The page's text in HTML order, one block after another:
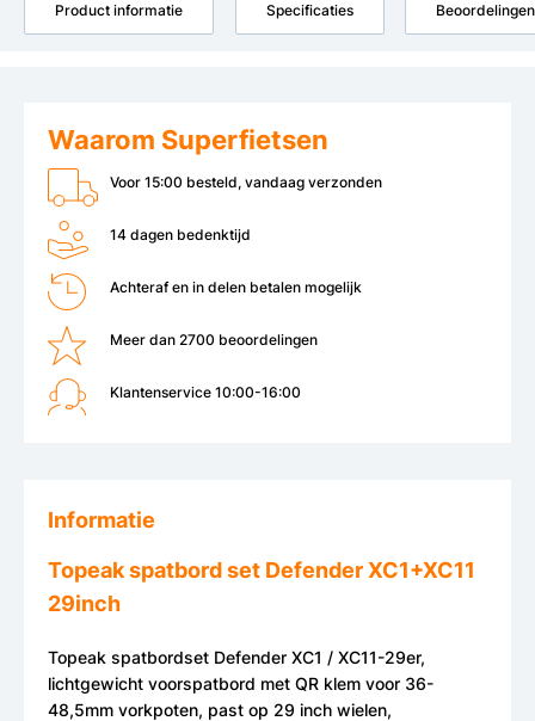
Product informatie Specificaties Beoordelingen
Waarom Superfietsen
Voor 15:00 besteld, vandaag verzonden
14 dagen bedenktijd
Achteraf en in delen betalen mogelijk
Meer dan 2700 beoordelingen
Klantenservice 10:00-16:00
Informatie
Topeak spatbord set Defender XC1+XC11
29inch
Topeak spatbordset Defender XC1 / XC11-29er,
lichtgewicht voorspatbord met QR klem voor 36-
48,5mm vorkpoten, past op 29 inch wielen,